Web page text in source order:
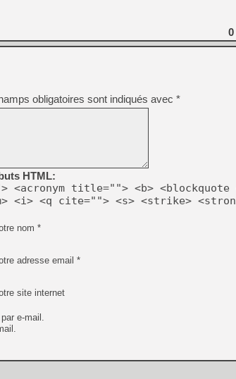
[LS] [PS5] ps5-y2jb-
[GK] Pourquoi Marvel
[GK] Test : Restory : Chill
[GK] GTA 6 : Rockstar
[GK] Hot Wheels Infinite
[GK] Mémoire cash -
[GK] Résultats Nintendo :
[GK] Déjà des
[Mo5] Brickboy cherche à
[GK] Minecraft et ses «
[GK] Beast of
[GK] Ubisoft : fin de partie
[GK] Mémoire cash -
[GK] Dan Houser (GTA)
[GK] Comment EA Sports
[GK] Crimson Moon : un
[GK] Isle of Reveries : le
[GK] Moonlighter 2 : The
0
obligatoires sont indiqués avec *
HTML:
title=""> <b> <blockquote
<i> <q cite=""> <s> <strike>
nom *
adresse email *
site internet
e-mail.